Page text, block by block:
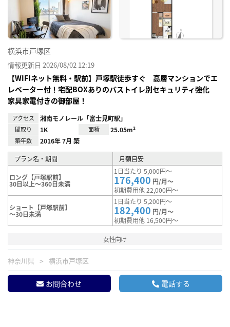
横浜市戸塚区
情報更新日 2026/08/02 12:19
【WIFIネット無料・駅前】戸塚駅徒歩すぐ 高層マンションでエ
レベーター付！宅配BOXありのバストイレ別セキュリティ強化
家具家電付きの御部屋！
アクセス 湘南モノレール「富士見町駅」
間取り 1K 面積 25.05m²
築年数 2016年 7月 築
プラン名・期間 月額目安
ロング【戸塚駅前】
30日以上～360日未満
1日当たり 5,000円～
176,400 円/月～
初期費用他 22,000円～
ショート【戸塚駅前】
～30日未満
1日当たり 5,200円～
182,400 円/月～
初期費用他 16,500円～
女性向け
神奈川県 横浜市戸塚区
お問合わせ 電話する